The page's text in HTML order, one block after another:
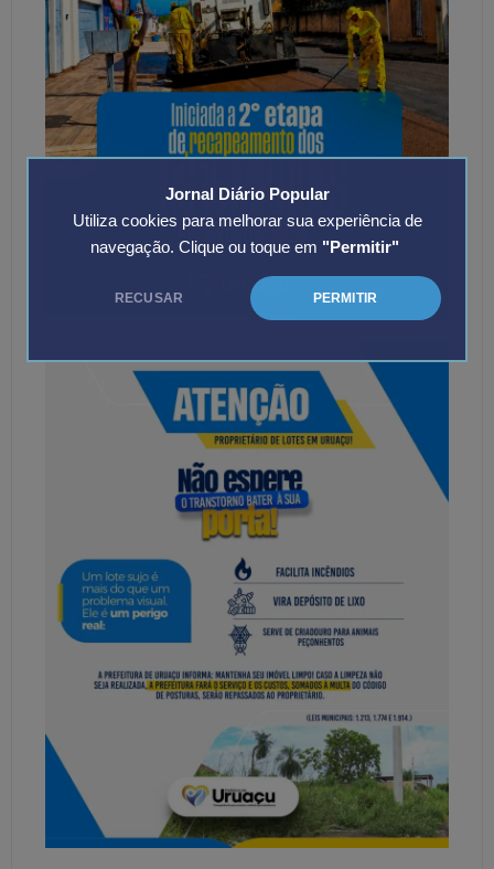
Jornal Diário Popular
Utiliza cookies para melhorar sua experiência de
navegação. Clique ou toque em "Permitir"
RECUSAR PERMITIR